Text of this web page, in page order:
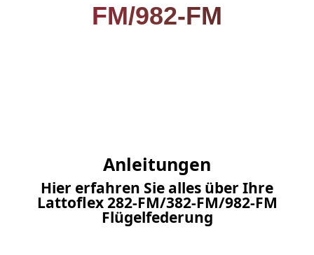
FM/982-FM
Anleitungen
Hier erfahren Sie alles über Ihre
Lattoflex 282-FM/382-FM/982-FM
Flügelfederung